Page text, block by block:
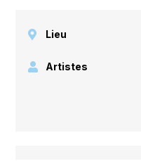
Lieu
Artistes